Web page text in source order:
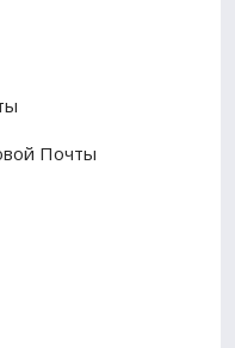
Почты